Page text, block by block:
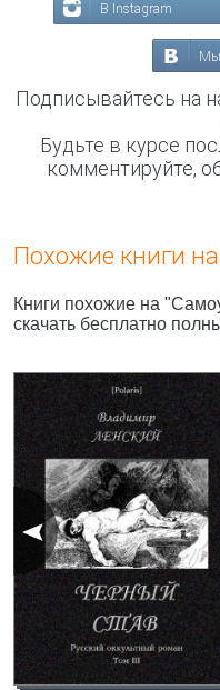
В Instagram
Мы
Подписывайтесь на
Будьте в курсе
комментируйте,
Похожие книги
Книги похожие на
скачать бесплатно